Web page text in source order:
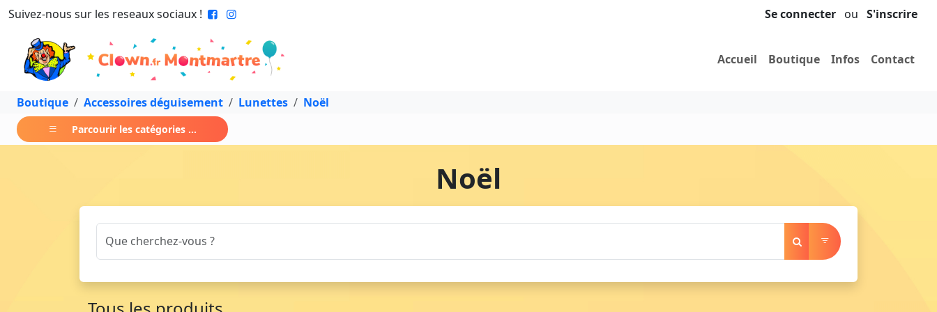
Suivez-nous sur les reseaux sociaux ! Se connecter ou S'inscrire
Accueil Boutique Infos Contact
Boutique Accessoires déguisement Lunettes Noël
Parcourir les catégories ...
Noël